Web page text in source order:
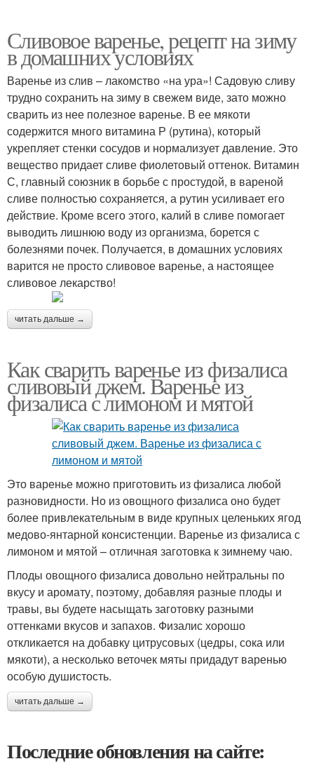
Сливовое варенье, рецепт на зиму
в домашних условиях
Варенье из слив – лакомство «на ура»! Садовую сливу
трудно сохранить на зиму в свежем виде, зато можно
сварить из нее полезное варенье. В ее мякоти
содержится много витамина Р (рутина), который
укрепляет стенки сосудов и нормализует давление. Это
вещество придает сливе фиолетовый оттенок. Витамин
С, главный союзник в борьбе с простудой, в вареной
сливе полностью сохраняется, а рутин усиливает его
действие. Кроме всего этого, калий в сливе помогает
выводить лишнюю воду из организма, борется с
болезнями почек. Получается, в домашних условиях
варится не просто сливовое варенье, а настоящее
сливовое лекарство!
читать дальше →
Как сварить варенье из физалиса
сливовый джем. Варенье из
физалиса с лимоном и мятой
Это варенье можно приготовить из физалиса любой
разновидности. Но из овощного физалиса оно будет
более привлекательным в виде крупных целеньких ягод
медово-янтарной консистенции. Варенье из физалиса с
лимоном и мятой – отличная заготовка к зимнему чаю.
Плоды овощного физалиса довольно нейтральны по
вкусу и аромату, поэтому, добавляя разные плоды и
травы, вы будете насыщать заготовку разными
оттенками вкусов и запахов. Физалис хорошо
откликается на добавку цитрусовых (цедры, сока или
мякоти), а несколько веточек мяты придадут варенью
особую душистость.
читать дальше →
Последние обновления на сайте: